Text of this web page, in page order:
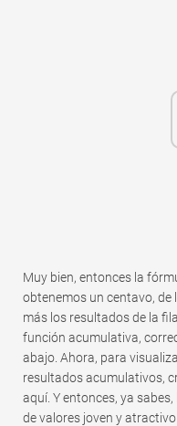
Muy bien, entonces la
obtenemos un centavo,
más los resultados de la
función acumulativa,
abajo. Ahora, para
resultados acumulativos,
aquí. Y entonces, ya
de valores joven y